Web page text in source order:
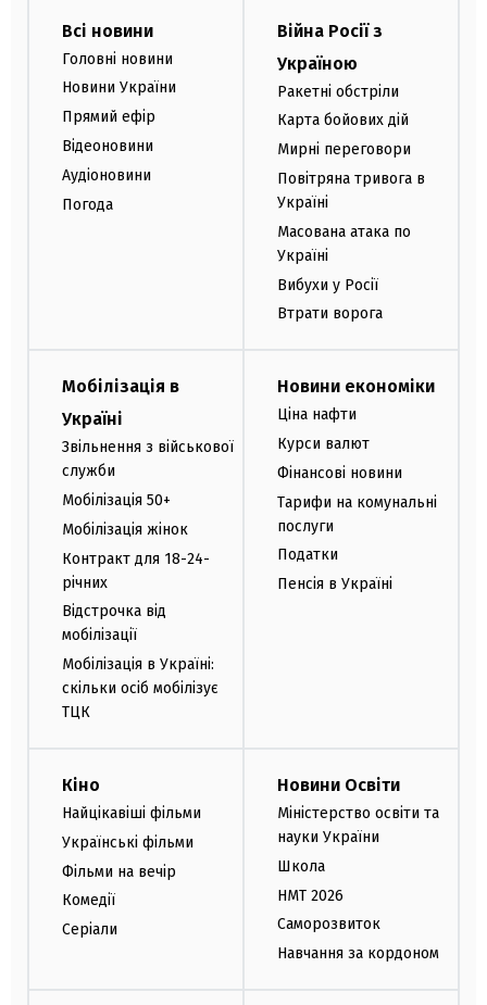
Всі новини
Головні новини
Новини України
Прямий ефір
Відеоновини
Аудіоновини
Погода
Війна Росії з
Україною
Ракетні обстріли
Карта бойових дій
Мирні переговори
Повітряна тривога в
Україні
Масована атака по
Україні
Вибухи у Росії
Втрати ворога
Мобілізація в
Україні
Звільнення з військової
служби
Мобілізація 50+
Мобілізація жінок
Контракт для 18-24-
річних
Відстрочка від
мобілізації
Мобілізація в Україні:
скільки осіб мобілізує
ТЦК
Новини економіки
Ціна нафти
Курси валют
Фінансові новини
Тарифи на комунальні
послуги
Податки
Пенсія в Україні
Кіно
Найцікавіші фільми
Українські фільми
Фільми на вечір
Комедії
Серіали
Новини Освіти
Міністерство освіти та
науки України
Школа
НМТ 2026
Саморозвиток
Навчання за кордоном